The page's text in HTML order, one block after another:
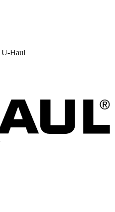
U-Haul